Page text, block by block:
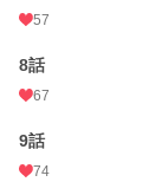
57
8話
67
9話
74